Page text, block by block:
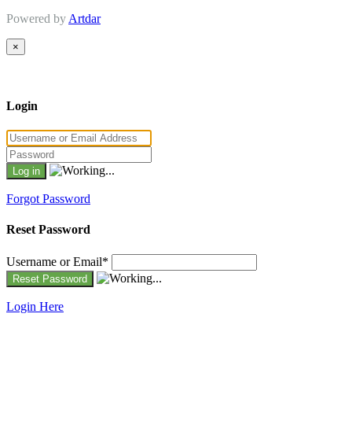
Powered byArtdar
×
Login
Forgot Password
Reset Password
Username or Email*
Login Here